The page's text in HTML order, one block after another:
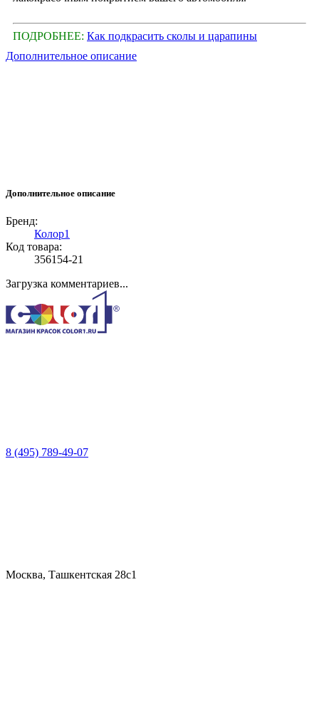
ПОДРОБНЕЕ: Как подкрасить сколы и царапины
Дополнительное описание
Дополнительное описание
Бренд:
Колор1
Код товара:
356154-21
Загрузка комментариев...
8 (495) 789-49-07
Москва, Ташкентская 28с1